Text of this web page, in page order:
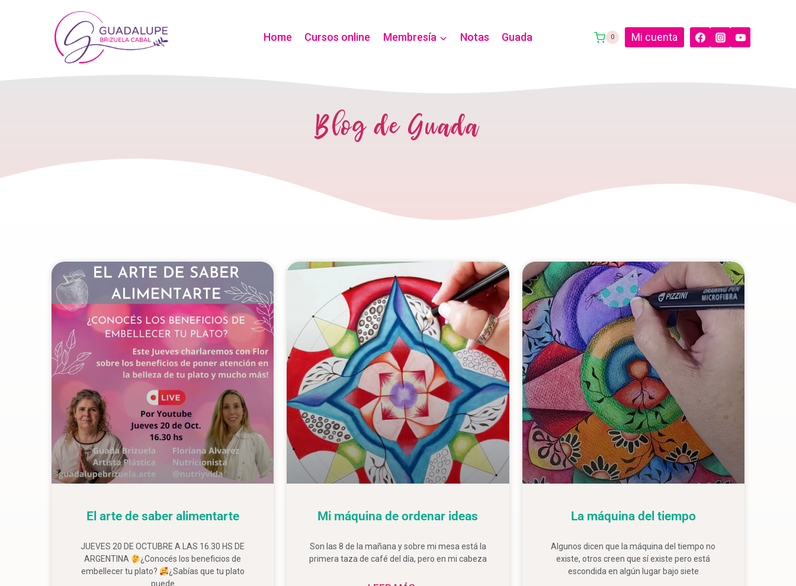
Home Cursos online Membresía Notas Guada 0 Mi cuenta
Blog de Guada
El arte de saber alimentarte
JUEVES 20 DE OCTUBRE A LAS 16.30 HS DE
ARGENTINA
¿Conocés los beneficios de
embellecer tu plato?
¿Sabías que tu plato
puede
Mi máquina de ordenar ideas
Son las 8 de la mañana y sobre mi mesa está la
primera taza de café del día, pero en mi cabeza
La máquina del tiempo
Algunos dicen que la máquina del tiempo no
existe, otros creen que sí existe pero está
escondida en algún lugar bajo siete